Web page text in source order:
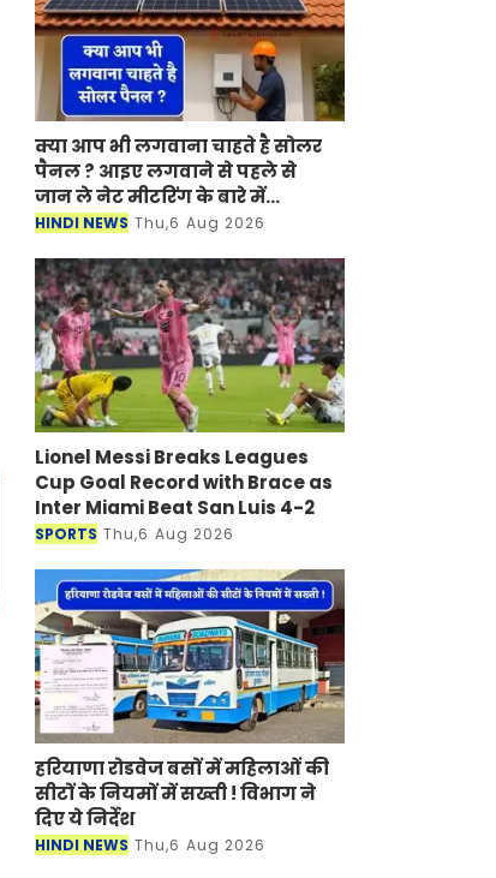
क्या आप भी लगवाना चाहते है सोलर
पैनल ? आइए लगवाने से पहले से
जान ले नेट मीटरिंग के बारे में...
HINDI NEWS Thu,6 Aug 2026
Lionel Messi Breaks Leagues
Cup Goal Record with Brace as
Inter Miami Beat San Luis 4-2
SPORTS Thu,6 Aug 2026
हरियाणा रोडवेज बसों में महिलाओं की
सीटों के नियमों में सख्ती ! विभाग ने
दिए ये निर्देश
HINDI NEWS Thu,6 Aug 2026